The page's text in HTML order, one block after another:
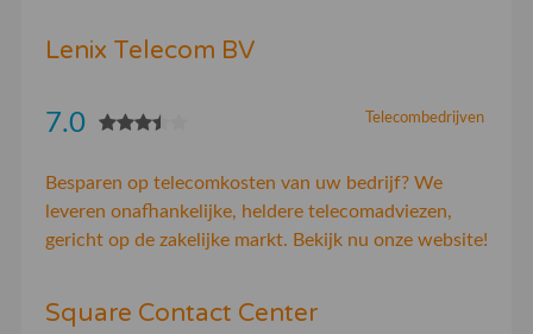
Lenix Telecom BV
Telecombedrijven
7.0
Besparen op telecomkosten van uw bedrijf? We
leveren onafhankelijke, heldere telecomadviezen,
gericht op de zakelijke markt. Bekijk nu onze website!
Square Contact Center